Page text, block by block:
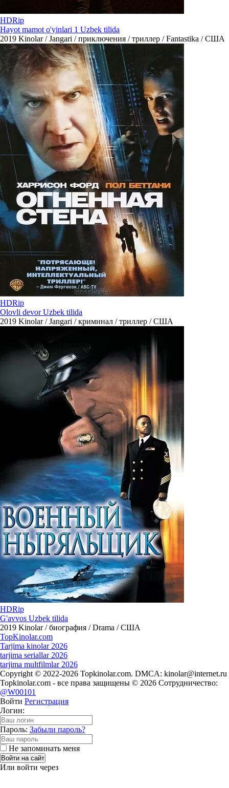
HDRip
Hayot mamot o'yinlari 1 Uzbek tilida
2019 Kinolar / Jangari / приключения / триллер / Fantastika / США
HDRip
Olovli devor Uzbek tilida
2019 Kinolar / Jangari / криминал / триллер / США
HDRip
G'avvos Uzbek tilida
2019 Kinolar / биография / Drama / США
TopKinolar.com
Tarjima kinolar 2026
tarjima seriallar 2026
tarjima multfilmlar 2026
Copyright © 2022-2026 Topkinolar.com. DMCA: kinolar@internet.ru
Topkinolar.com - все права защищены © 2026 Сотрудничество:
@W00101
Войти Регистрация
Логин:
Пароль: Забыли пароль?
Не запоминать меня
Войти на сайт
Или войти через